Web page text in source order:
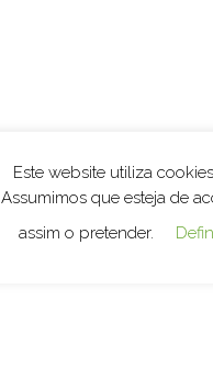
Este website utiliza
Assumimos que esteja de
assim o pretender.